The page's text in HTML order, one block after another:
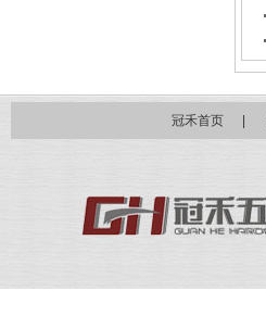
冠禾首页